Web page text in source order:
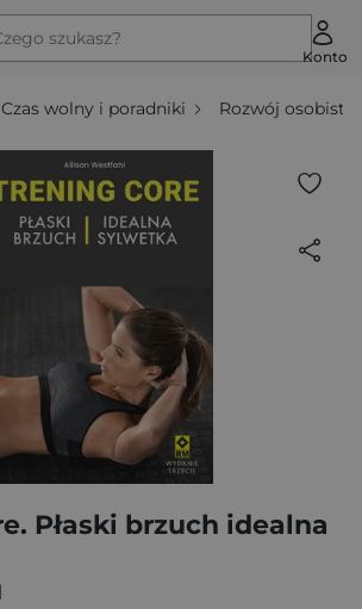
szukasz?
Konto
Czas wolny i poradniki Rozwój osobisty
Płaski brzuch idealna